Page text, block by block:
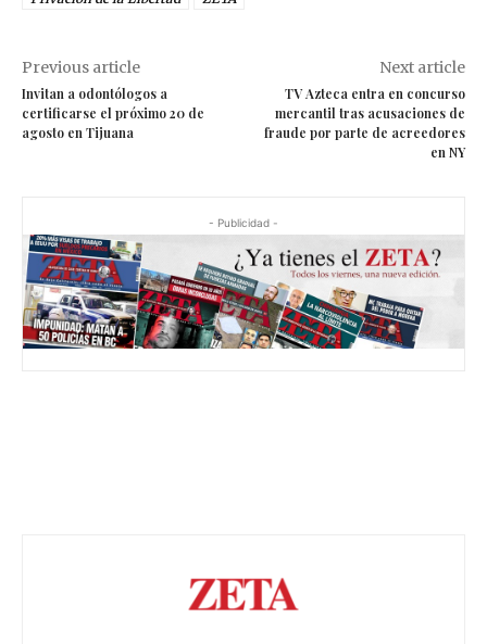
Previous article
Invitan a odontólogos a
certificarse el próximo 20 de
agosto en Tijuana
Next article
TV Azteca entra en concurso
mercantil tras acusaciones de
fraude por parte de acreedores
en NY
- Publicidad -